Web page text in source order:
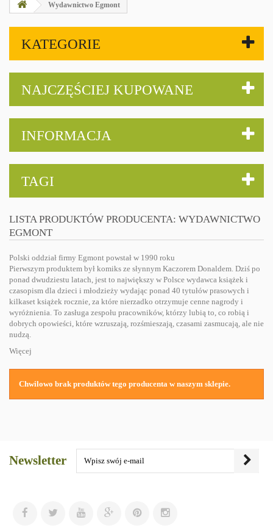
Wydawnictwo Egmont
KATEGORIE
NAJCZĘŚCIEJ KUPOWANE
INFORMACJA
TAGI
LISTA PRODUKTÓW PRODUCENTA: WYDAWNICTWO
EGMONT
Polski oddział firmy Egmont powstał w 1990 roku
Pierwszym produktem był komiks ze słynnym Kaczorem Donaldem. Dziś po
ponad dwudziestu latach, jest to największy w Polsce wydawca książek i
czasopism dla dzieci i młodzieży wydając ponad 40 tytułów prasowych i
kilkaset książek rocznie, za które nierzadko otrzymuje cenne nagrody i
wyróżnienia. To zasługa zespołu pracowników, którzy lubią to, co robią i
dobrych opowieści, które wzruszają, rozśmieszają, czasami zasmucają, ale nie
nudzą.
Więcej
Chwilowo brak produktów tego producenta w naszym sklepie.
Newsletter